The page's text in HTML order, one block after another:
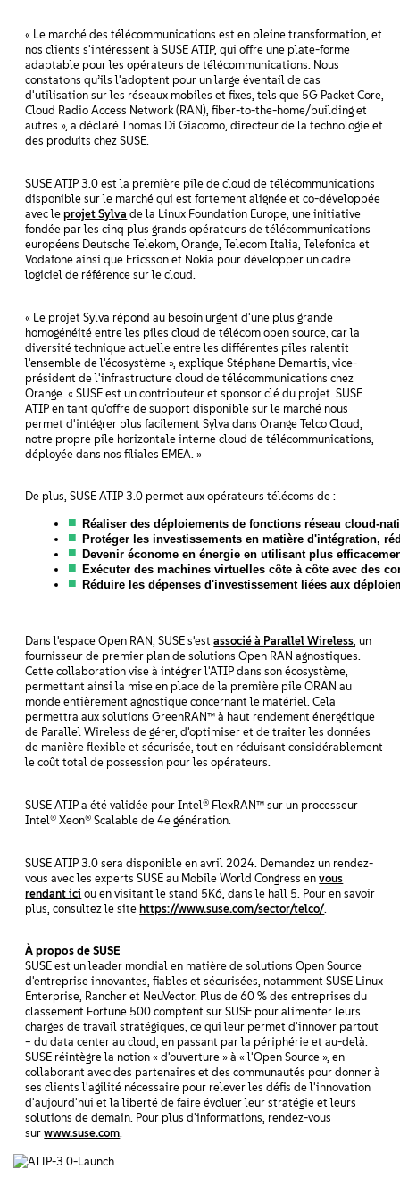
« Le marché des télécommunications est en pleine transformation, et
nos clients s'intéressent à SUSE ATIP, qui offre une plate-forme
adaptable pour les opérateurs de télécommunications. Nous
constatons qu’ils l'adoptent pour un large éventail de cas
d'utilisation sur les réseaux mobiles et fixes, tels que 5G Packet Core,
Cloud Radio Access Network (RAN), fiber-to-the-home/building et
autres », a déclaré Thomas Di Giacomo, directeur de la technologie et
des produits chez SUSE.
SUSE ATIP 3.0 est la première pile de cloud de télécommunications
disponible sur le marché qui est fortement alignée et co-développée
avec leprojet Sylva de la Linux Foundation Europe, une initiative
fondée par les cinq plus grands opérateurs de télécommunications
européens Deutsche Telekom, Orange, Telecom Italia, Telefonica et
Vodafone ainsi que Ericsson et Nokia pour développer un cadre
logiciel de référence sur le cloud.
« Le projet Sylva répond au besoin urgent d'une plus grande
homogénéité entre les piles cloud de télécom open source, car la
diversité technique actuelle entre les différentes piles ralentit
l'ensemble de l'écosystème », explique Stéphane Demartis, vice-
président de l'infrastructure cloud de télécommunications chez
Orange. « SUSE est un contributeur et sponsor clé du projet. SUSE
ATIP en tant qu'offre de support disponible sur le marché nous
permet d'intégrer plus facilement Sylva dans Orange Telco Cloud,
notre propre pile horizontale interne cloud de télécommunications,
déployée dans nos filiales EMEA. »
De plus, SUSE ATIP 3.0 permet aux opérateurs télécoms de :
Réaliser des déploiements de fonctions réseau cloud-
Protéger les investissements en matière d'intégration,
Devenir économe en énergie en utilisant plus
Exécuter des machines virtuelles côte à côte avec des
Réduire les dépenses d'investissement liées aux
Dans l'espace Open RAN, SUSE s'estassocié à Parallel Wireless, un
fournisseur de premier plan de solutions Open RAN agnostiques.
Cette collaboration vise à intégrer l'ATIP dans son écosystème,
permettant ainsi la mise en place de la première pile ORAN au
monde entièrement agnostique concernant le matériel. Cela
permettra aux solutions GreenRAN™ à haut rendement énergétique
de Parallel Wireless de gérer, d'optimiser et de traiter les données
de manière flexible et sécurisée, tout en réduisant considérablement
le coût total de possession pour les opérateurs.
SUSE ATIP a été validée pour Intel® FlexRAN™ sur un processeur
Intel® Xeon® Scalable de 4e génération.
SUSE ATIP 3.0 sera disponible en avril 2024. Demandez un rendez-
vous avec les experts SUSE au Mobile World Congress envous
rendant ici ou en visitant le stand 5K6, dans le hall 5. Pour en savoir
plus, consultez le sitehttps://www.suse.com/sector/telco/.
À propos de SUSE
SUSE est un leader mondial en matière de solutions Open Source
d'entreprise innovantes, fiables et sécurisées, notamment SUSE Linux
Enterprise, Rancher et NeuVector. Plus de 60 % des entreprises du
classement Fortune 500 comptent sur SUSE pour alimenter leurs
charges de travail stratégiques, ce qui leur permet d'innover partout
– du data center au cloud, en passant par la périphérie et au-delà.
SUSE réintègre la notion « d'ouverture » à « l'Open Source », en
collaborant avec des partenaires et des communautés pour donner à
ses clients l'agilité nécessaire pour relever les défis de l'innovation
d'aujourd'hui et la liberté de faire évoluer leur stratégie et leurs
solutions de demain. Pour plus d'informations, rendez-vous
surwww.suse.com.